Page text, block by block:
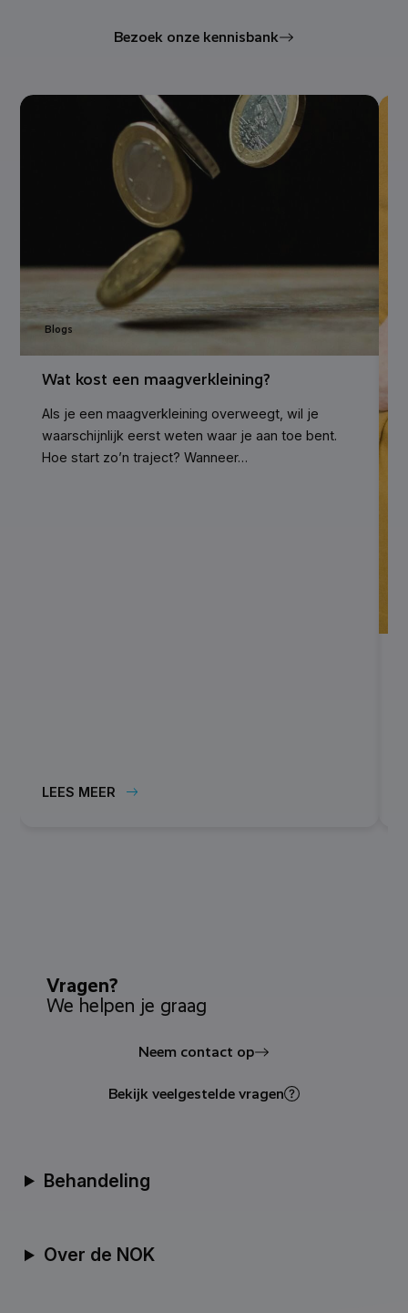
Bezoek onze kennisbank
Blogs
Wat kost een maagverkleining?
Als je een maagverkleining overweegt, wil je
waarschijnlijk eerst weten waar je aan toe bent.
Hoe start zo’n traject? Wanneer…
LEES MEER
Vragen?
We helpen je graag
Neem contact op
Bekijk veelgestelde vragen
Behandeling
Over de NOK